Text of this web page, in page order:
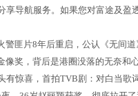
享导航服务。如果您对富途及
警匪片8年后重启，公认《无间
像奖，背后是港圈没落的无奈
有惊喜，首拍TVB剧：对白当